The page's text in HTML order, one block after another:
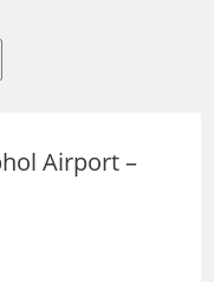
Airport –